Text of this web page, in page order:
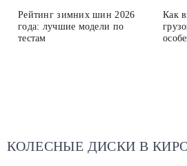
Рейтинг зимних шин 2026
года: лучшие модели по
тестам
Как
КОЛЕСНЫЕ ДИСКИ В